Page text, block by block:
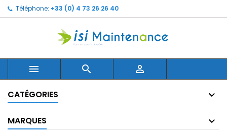
Téléphone: +33 (0) 4 73 26 26 40
  
CATÉGORIES
MARQUES
Ajouter à ma liste d'envies ×
Create new list
((modalTitle)) ×
((confirmMessage))
Créer une liste d'envies ×
Connexion ×
Vous devez être connecté pour ajouter des produits